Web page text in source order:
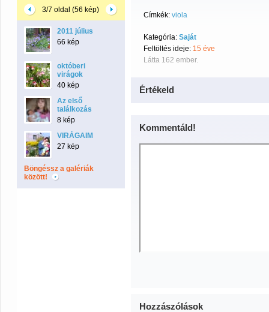
3/7 oldal (56 kép)
2011 július
66 kép
októberi
virágok
40 kép
Az első
találkozás
8 kép
VIRÁGAIM
27 kép
Böngéssz a galériák
között!
Címkék: viola
Kategória: Saját
Feltöltés ideje: 15 éve
Látta 162 ember.
Értékeld
Kommentáld!
Hozzászólások